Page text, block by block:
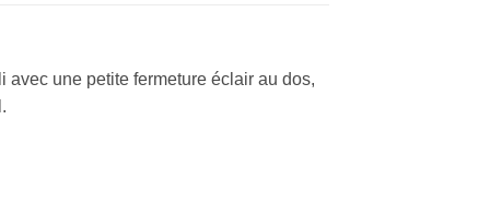
avec une petite fermeture éclair au dos,